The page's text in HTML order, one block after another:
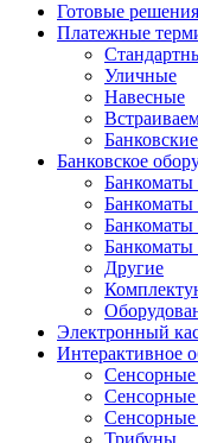
Готовые
Платежные
Уличные
Навесные
Банковские
Банковское
Банкоматы
Банкоматы
Банкоматы
Другие
Электронный
Интерактивное
Сенсорные
Сенсорные
Трибуны